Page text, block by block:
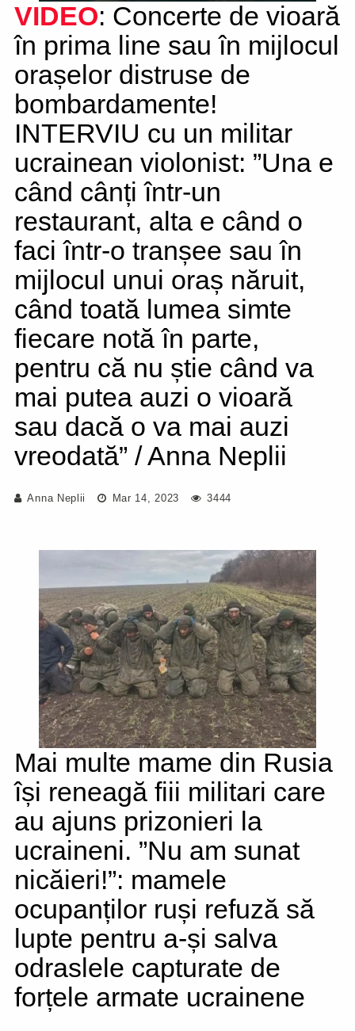
VIDEO: Concerte de vioară
în prima line sau în mijlocul
orașelor distruse de
bombardamente!
INTERVIU cu un militar
ucrainean violonist: ”Una e
când cânți într-un
restaurant, alta e când o
faci într-o tranșee sau în
mijlocul unui oraș năruit,
când toată lumea simte
fiecare notă în parte,
pentru că nu știe când va
mai putea auzi o vioară
sau dacă o va mai auzi
vreodată” / Anna Neplii
Anna Neplii Mar 14, 2023 3444
Mai multe mame din Rusia
își reneagă fiii militari care
au ajuns prizonieri la
ucraineni. ”Nu am sunat
nicăieri!”: mamele
ocupanților ruși refuză să
lupte pentru a-și salva
odraslele capturate de
forțele armate ucrainene